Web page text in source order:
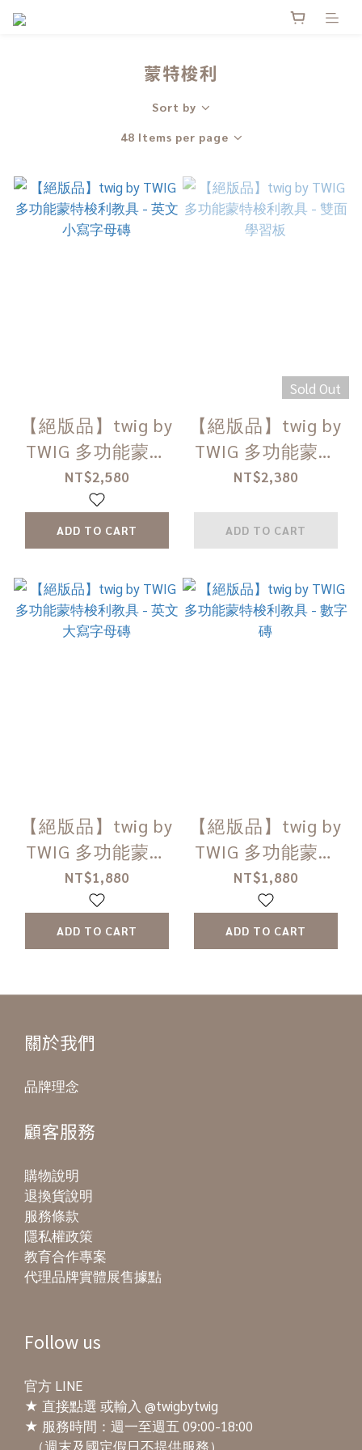
蒙特梭利
Sort by
48 Items per page
【絕版品】twig by
TWIG 多功能蒙特
梭利教具 - 英文小
寫字母磚
NT$2,580
ADD TO CART
Sold Out
【絕版品】twig by
TWIG 多功能蒙特
梭利教具 - 雙面學
NT$2,380
ADD TO CART
【絕版品】twig by
TWIG 多功能蒙特
梭利教具 - 英文大
寫字母磚
NT$1,880
ADD TO CART
【絕版品】twig by
TWIG 多功能蒙特
梭利教具​ - 數字磚
NT$1,880
ADD TO CART
關於我們
品牌理念
顧客服務
購物說明
退換貨說明
服務條款
隱私權政策
教育合作專案
代理品牌實體展售據點
Follow us
官方 LINE
★ 直接點選 或輸入 @twigbytwig
★ 服務時間：週一至週五 09:00-18:00
（週末及國定假日不提供服務）